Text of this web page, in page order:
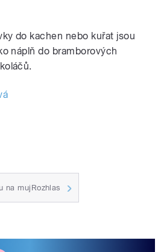
do kachen nebo kuřat jsou
náplň do bramborových
na mujRozhlas